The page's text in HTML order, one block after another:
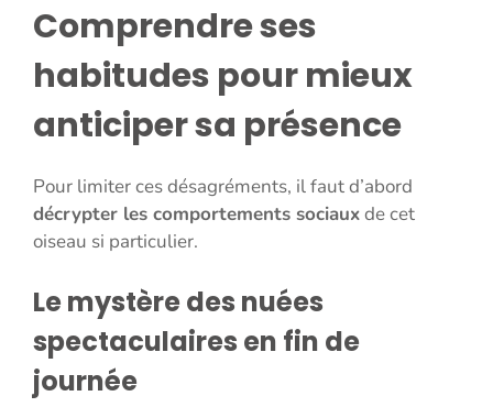
Comprendre ses
habitudes pour mieux
anticiper sa présence
Pour limiter ces désagréments, il faut d’abord
décrypter les comportements sociauxde cet
oiseau si particulier.
Le mystère des nuées
spectaculaires en fin de
journée